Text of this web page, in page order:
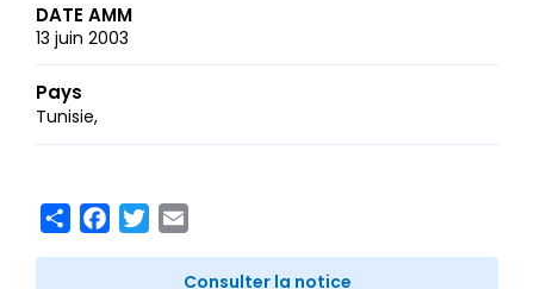
DATE AMM
13 juin 2003
Pays
Tunisie
ShareFacebook
Twitter
Consulter la notice